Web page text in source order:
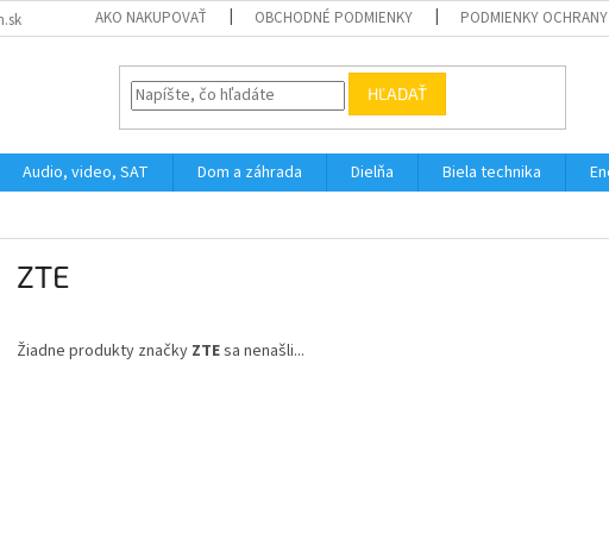
AKO NAKUPOVAŤ OBCHODNÉ PODMIENKY PODMIENKY OCHRANY
HĽADAŤ
Audio, video, SAT Dom a záhrada Dielňa Biela technika
ZTE
Žiadne produkty značky ZTEsa nenašli...